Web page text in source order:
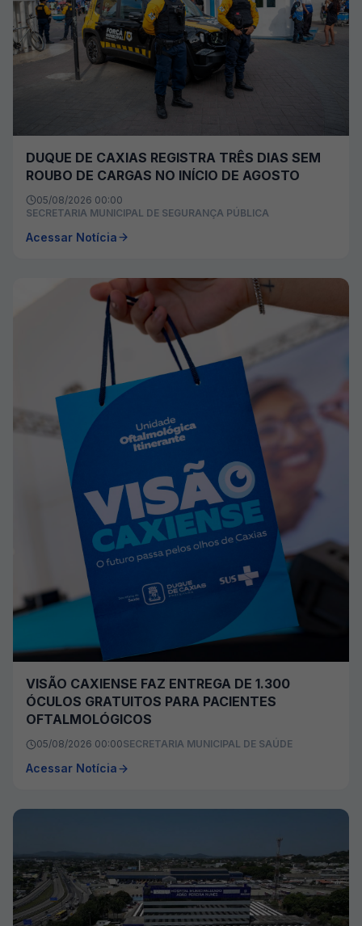
DUQUE DE CAXIAS REGISTRA TRÊS DIAS SEM
ROUBO DE CARGAS NO INÍCIO DE AGOSTO
05/08/2026 00:00
SECRETARIA MUNICIPAL DE SEGURANÇA PÚBLICA
Acessar Notícia
VISÃO CAXIENSE FAZ ENTREGA DE 1.300
ÓCULOS GRATUITOS PARA PACIENTES
OFTALMOLÓGICOS
05/08/2026 00:00SECRETARIA MUNICIPAL DE SAÚDE
Acessar Notícia